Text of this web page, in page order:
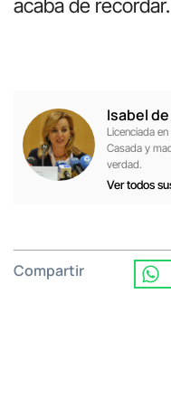
acaba de recordar.
Isabel
Licenciada
Casada y
verdad.
Ver todos
Compartir